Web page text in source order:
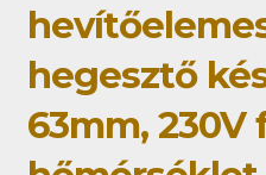
hegesztő
63mm, 230V